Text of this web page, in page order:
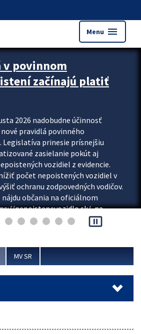
Menu menu
upútavok
v povinnom
začínajú platiť
2026 nadobudne účinnosť
pravidlá povinného
prinesie prísnejšiu
zasielanie pokút aj
vozidiel z evidencie.
počet nepoistených vozidiel v
ochranu zodpovedných vodičov.
občania na oficiálnom
nepoistenevozidlo.sk/, na
aj možnosť overiť si...
pause_presentation
MV SR